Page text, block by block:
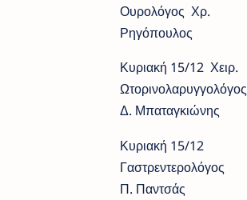
Ουρολόγος Χρ.
Ρηγόπουλος
Κυριακή 15/12 Χειρ.
Ωτορινολαρυγγολόγος
Δ. Μπαταγκιώνης
Κυριακή 15/12
Γαστρεντερολόγος
Π. Παντσάς